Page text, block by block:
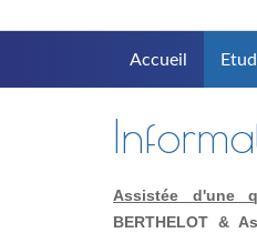
Accueil
Assistée d'une
BERTHELOT &